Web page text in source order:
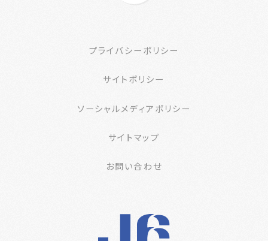
プライバシーポリシー
サイトポリシー
ソーシャルメディアポリシー
サイトマップ
お問い合わせ